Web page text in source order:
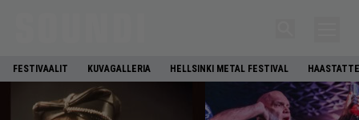
FESTIVAALIT KUVAGALLERIA HELLSINKI METAL FESTIVAL